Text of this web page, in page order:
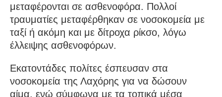
μεταφέρονται σε ασθενοφόρα. Πολλοί
τραυματίες μεταφέρθηκαν σε νοσοκομεία με
ταξί ή ακόμη και με δίτροχα ρίκσο, λόγω
έλλειψης ασθενοφόρων.
Εκατοντάδες πολίτες έσπευσαν στα
νοσοκομεία της Λαχόρης για να δώσουν
αίμα, ενώ σύμφωνα με τα τοπικά μέσα